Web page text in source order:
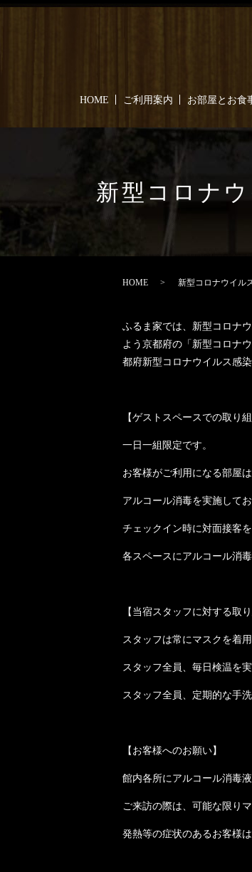
HOME ご利用案内 お部屋とお食
新型コロナ
HOME 新型コロナウイル
ふるま家では、新型コロナ
よう京都府の「新型コロナ
都府新型コロナウイルス感
【ゲストスペースでの取り組
一日一組限定です。
お客様がご利用になる部屋
アルコール消毒を実施してお
チェックイン時に対面接客
各スペースにアルコール消
【当宿スタッフに対する取り
スタッフは常にマスクを着用
スタッフ全員、毎日検温を
スタッフ全員、定期的な手
【お客様へのお願い】
館内各所にアルコール消毒
ご来訪の際は、可能な限り
発熱等の症状のあるお客様